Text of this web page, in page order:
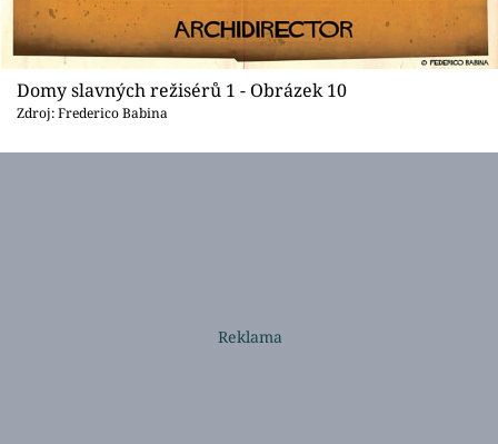
Domy slavných režisérů 1 - Obrázek 10
Zdroj: Frederico Babina